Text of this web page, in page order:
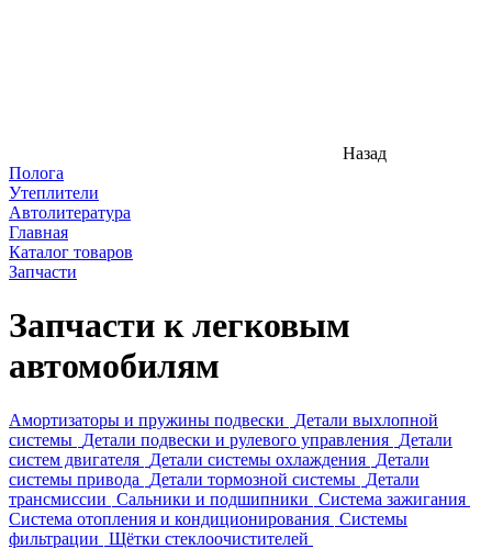
Назад
Полога
Утеплители
Автолитература
Главная
Каталог товаров
Запчасти
Запчасти к легковым
автомобилям
Амортизаторы и пружины подвески
Детали выхлопной
системы Детали подвески и рулевого управления Детали
систем двигателя Детали системы охлаждения Детали
системы привода
Детали тормозной системы Детали
трансмиссии Сальники и подшипники Система зажигания
Система отопления и кондиционирования Системы
фильтрации Щётки стеклоочистителей